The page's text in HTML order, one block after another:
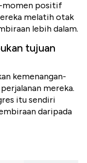
momen positif
melatih otak
lebih dalam.
tujuan
kemenangan-
mereka.
itu sendiri
daripada